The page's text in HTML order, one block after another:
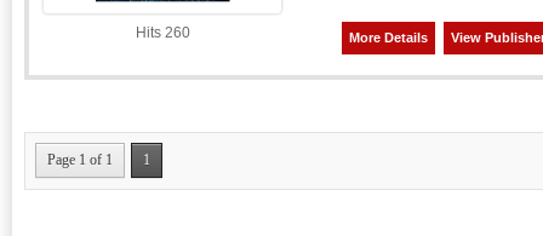
Hits 260 More Details View
Page 1 of 1 1